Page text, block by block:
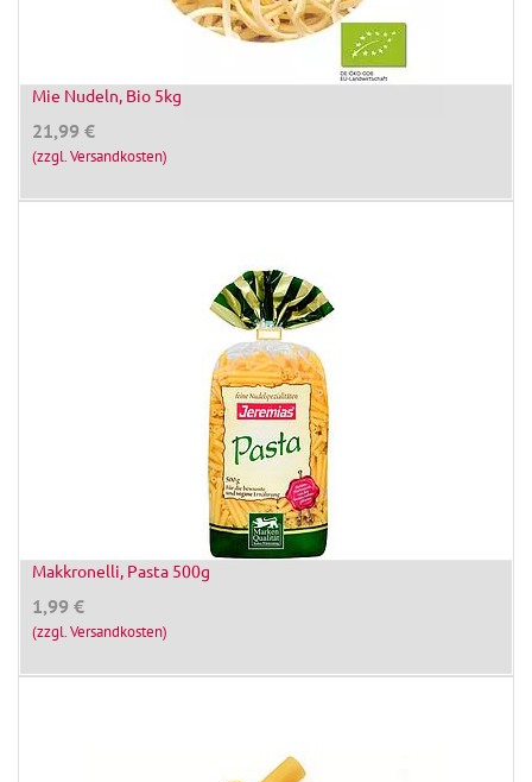
Mie Nudeln, Bio 5kg
21,99 €
(zzgl. Versandkosten)
Makkronelli, Pasta 500g
1,99 €
(zzgl. Versandkosten)